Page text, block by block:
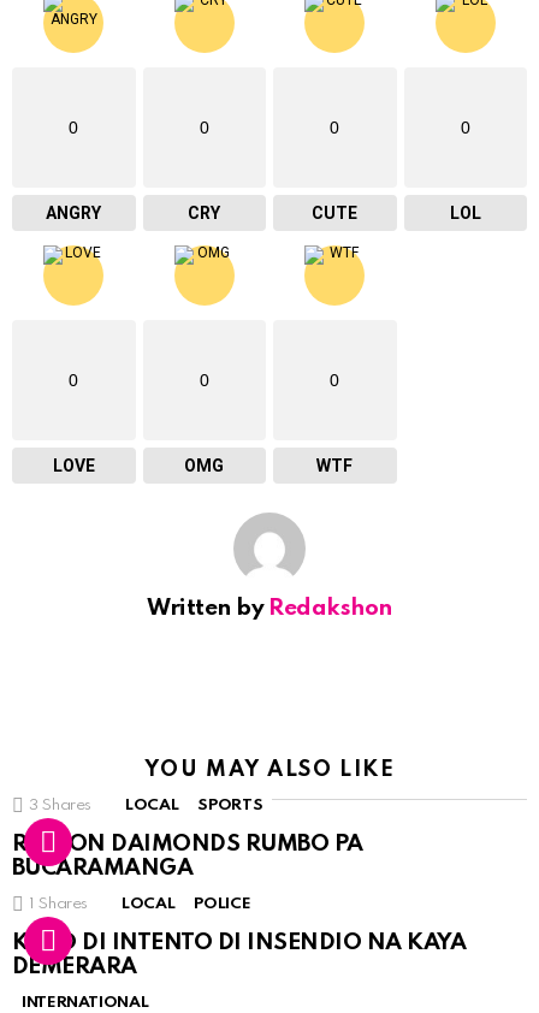
0
ANGRY
0
CRY
0
CUTE
0
LOL
0
LOVE
0
OMG
0
WTF
Written by Redakshon
YOU MAY ALSO LIKE
3 Shares LOCAL SPORTS
RINCON DAIMONDS RUMBO PA
BUCARAMANGA
1 Shares LOCAL POLICE
KASO DI INTENTO DI INSENDIO NA KAYA
DEMERARA
INTERNATIONAL